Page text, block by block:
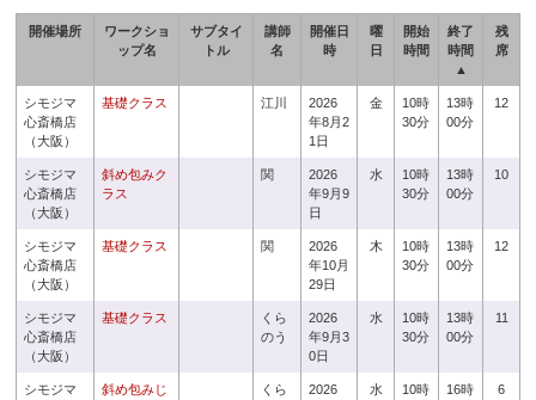
開催場所
ワークショ
ップ名
サブタイ
トル
講師
名
開催日
時
曜
日
開始
時間
終了
時間
▲
残
席
シモジマ
心斎橋店
（大阪）
基礎クラス 江川
2026
年8月2
1日
金
10時
30分
13時
00分
12
シモジマ
心斎橋店
（大阪）
斜め包みク
ラス
関
2026
年9月9
日
水
10時
30分
13時
00分
10
シモジマ
心斎橋店
（大阪）
基礎クラス 関
2026
年10月
29日
木
10時
30分
13時
00分
12
シモジマ
心斎橋店
（大阪）
基礎クラス
くら
のう
2026
年9月3
0日
水
10時
30分
13時
00分
11
シモジマ
斜め包みじ
くら
2026
水
10時
16時
6